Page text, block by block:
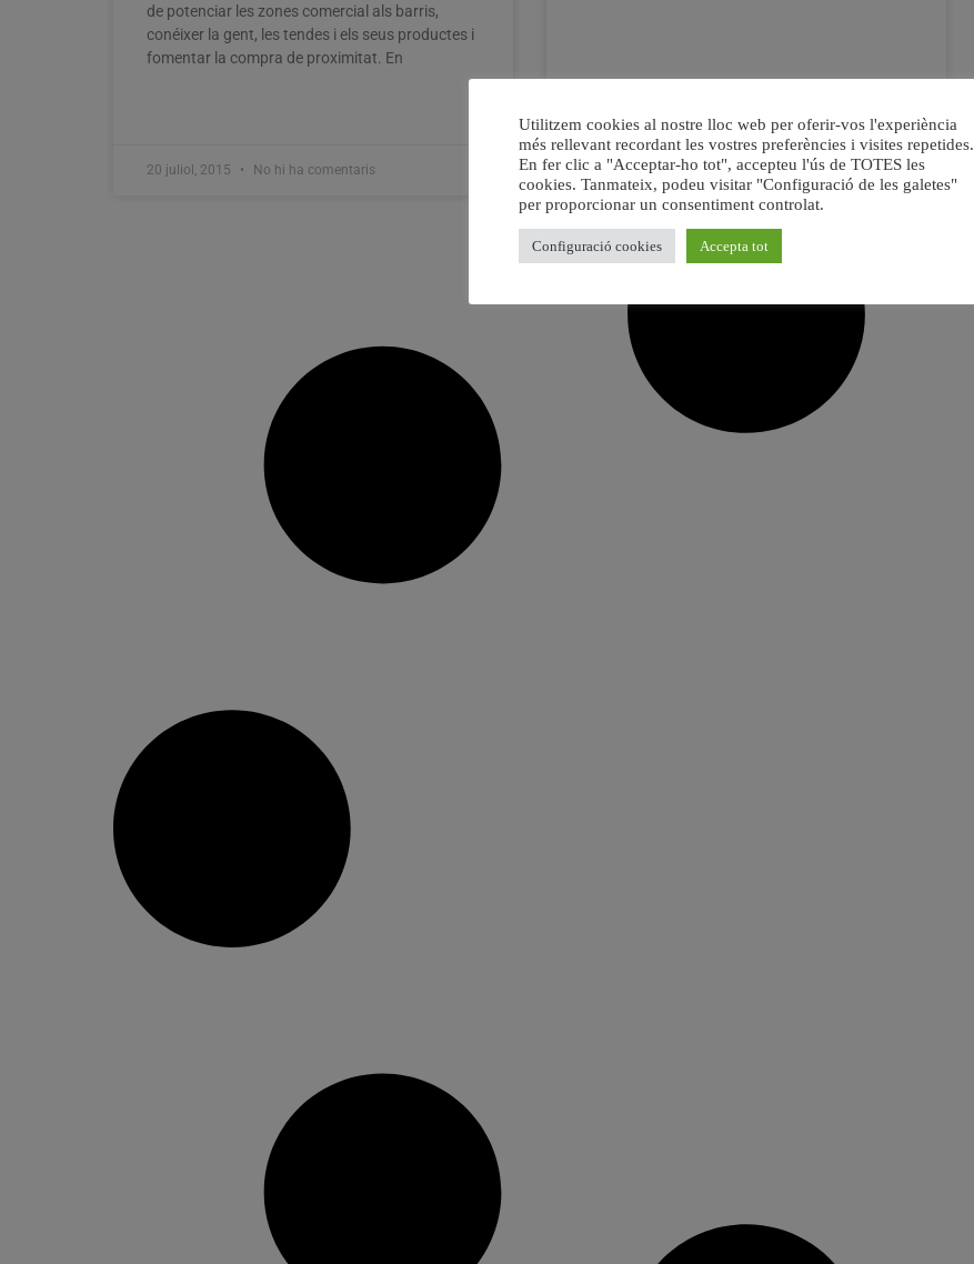
de potenciar les zones comercial als barris,
conéixer la gent, les tendes i els seus productes i
fomentar la compra de proximitat. En
20 juliol, 2015 No hi ha comentaris 20 juliol, 2015 No hi ha comentaris
Utilitzem cookies al nostre lloc web per oferir-vos l'experiència
més rellevant recordant les vostres preferències i visites repetides.
En fer clic a "Acceptar-ho tot", accepteu l'ús de TOTES les
cookies. Tanmateix, podeu visitar "Configuració de les galetes"
per proporcionar un consentiment controlat.
Configuració cookies Accepta tot